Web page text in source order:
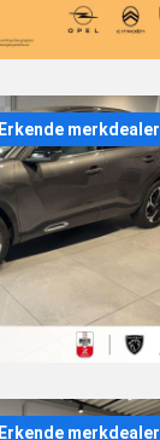
Erkende merkdealer
Erkende merkdealer